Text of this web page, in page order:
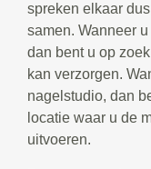
spreken elkaar
samen. Wanneer
dan bent u op
kan verzorgen.
nagelstudio, dan
locatie waar u de
uitvoeren.